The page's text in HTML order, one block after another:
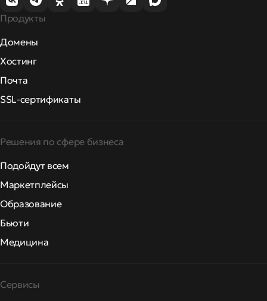
Продукты
Домены
Хостинг
Почта
SSL-сертификаты
Решения по сфере бизнеса
Подойдут всем
Маркетплейсы
Образование
Бьюти
Медицина
Сервисы